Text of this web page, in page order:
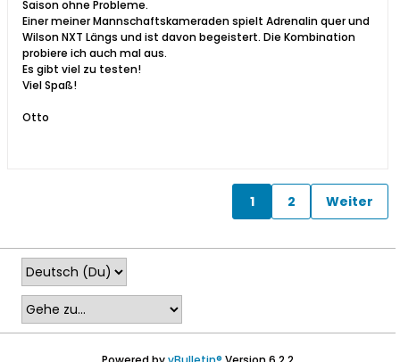
Saison ohne Probleme.
Einer meiner Mannschaftskameraden spielt Adrenalin quer und
Wilson NXT Längs und ist davon begeistert. Die Kombination
probiere ich auch mal aus.
Es gibt viel zu testen!
Viel Spaß!
Otto
1 2 Weiter